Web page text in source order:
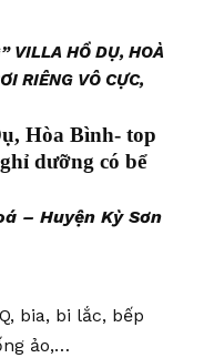
VILLA HỒ DỤ, HOÀ
RIÊNG VÔ CỰC,
Hòa Bình- top
dưỡng có bể
– Huyện Kỳ Sơn
bia, bi lắc, bếp
ảo,…